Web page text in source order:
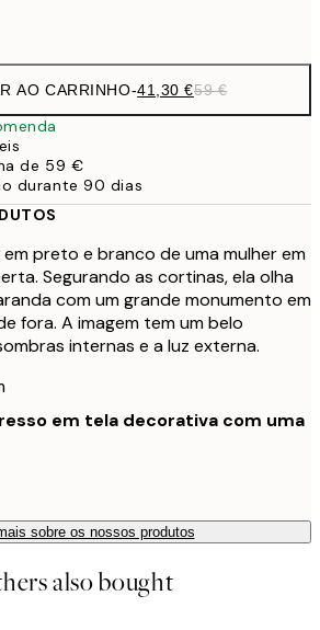
AO CARRINHO-41,30 €59 €
de 59 €
durante 90 dias
preto e branco de uma mulher em
Segurando as cortinas, ela olha
com um grande monumento em
fora. A imagem tem um belo
internas e a luz externa.
em tela decorativa com uma
sobre os nossos produtos
also bought